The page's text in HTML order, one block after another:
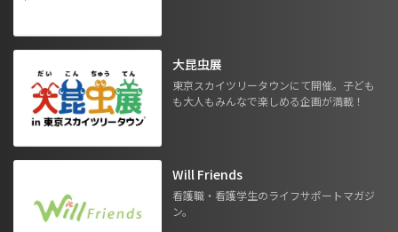
大昆虫展
東京スカイツリータウンにて開催。子ども
も大人もみんなで楽しめる企画が満載！
Will Friends
看護職・看護学生のライフサポートマガジ
ン。